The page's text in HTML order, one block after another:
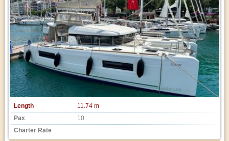
Length
11.74 m
Pax
10
Charter Rate